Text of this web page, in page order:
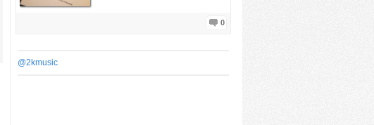
0
@2kmusic